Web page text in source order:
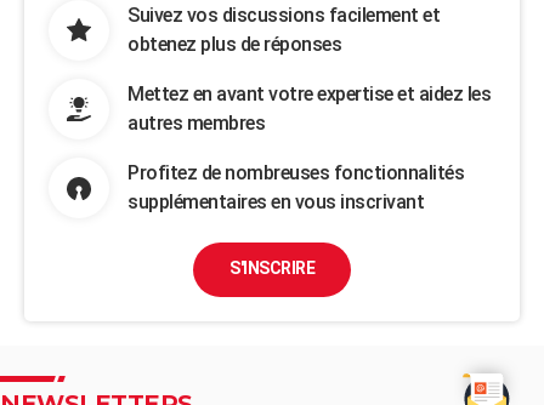
Suivez vos discussions facilement et
obtenez plus de réponses
Mettez en avant votre expertise et aidez les
autres membres
Profitez de nombreuses fonctionnalités
supplémentaires en vous inscrivant
S'INSCRIRE